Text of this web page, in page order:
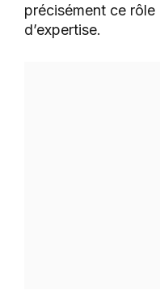
précisément ce
d’expertise.